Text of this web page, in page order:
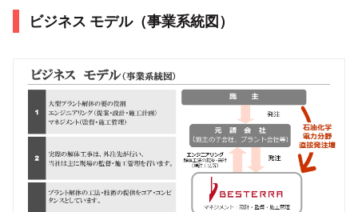
ビジネス モデル（事業系統図）